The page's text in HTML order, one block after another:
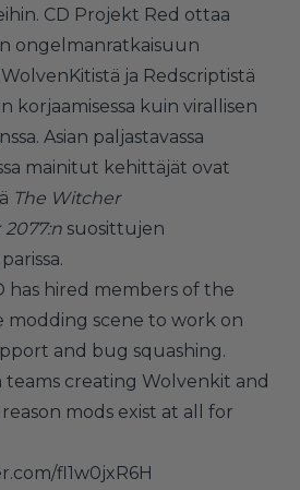
CD Projekt Red ottaa
ongelmanratkaisuun
ja Redscriptistä
korjaamisessa kuin virallisen
Asian paljastavassa
mainitut kehittäjät ovat
The Witcher
suosittujen
has hired members of the
modding scene to work on
and bug squashing.
teams creating Wolvenkit and
mods exist at all for
fl1w0jxR6H